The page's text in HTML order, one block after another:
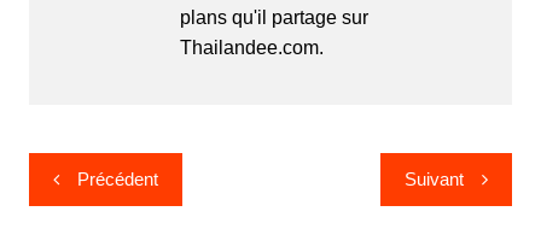
plans qu'il partage sur
Thailandee.com.
Navigation
de
Précédent Suivant